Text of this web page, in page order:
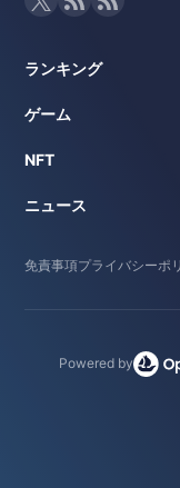
ランキング
ゲーム
NFT
ニュース
免責事項プライバシーポ
Powered by